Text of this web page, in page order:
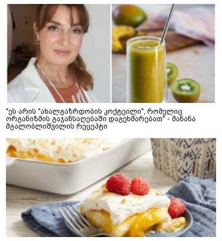
"ეს არის "ახალგაზრდობის კოქტეილი", რომელიც
ორგანიზმის გაჯანსაღებაში დაგეხმარებათ" - მანანა
მგალობლიშვილის რეცეპტი